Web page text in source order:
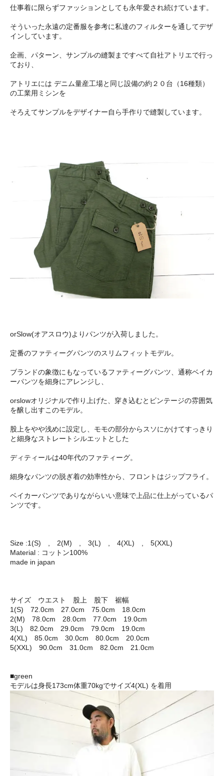
仕事着に限らずファッションとしても永年愛され続けています。
そういった永遠の定番服を参考に私達のフィルターを通してデザ
インしています。
企画、パターン、サンプルの縫製まですべて自社アトリエで行っ
ており、
アトリエには デニム量産工場と同じ設備の約２０台（16種類）
の工業用ミシンを
そろえてサンプルをデザイナー自ら手作りで縫製しています。
orSlow(オアスロウ)よりパンツが入荷しました。
定番のファティーグパンツのスリムフィットモデル。
ブランドの象徴にもなっているファティーグパンツ、通称ベイカ
ーパンツを細身にアレンジし、
orslowオリジナルで作り上げた、穿き込むとビンテージの雰囲気
を醸し出すこのモデル。
股上をやや浅めに設定し、モモの部分からスソにかけてすっきり
と細身なストレートシルエットとした
ディティールは40年代のファティーグ。
細身なパンツの脱ぎ着の効率性から、フロントはジップフライ。
ベイカーパンツでありながらいい意味で上品に仕上がっているパ
ンツです。
Size :1(S) , 2(M) , 3(L) , 4(XL) , 5(XXL)
Material : コットン100%
made in japan
サイズ ウエスト 股上 股下 裾幅
1(S) 72.0cm 27.0cm 75.0cm 18.0cm
2(M) 78.0cm 28.0cm 77.0cm 19.0cm
3(L) 82.0cm 29.0cm 79.0cm 19.0cm
4(XL) 85.0cm 30.0cm 80.0cm 20.0cm
5(XXL) 90.0cm 31.0cm 82.0cm 21.0cm
■green
モデルは身長173cm体重70kgでサイズ4(XL) を着用